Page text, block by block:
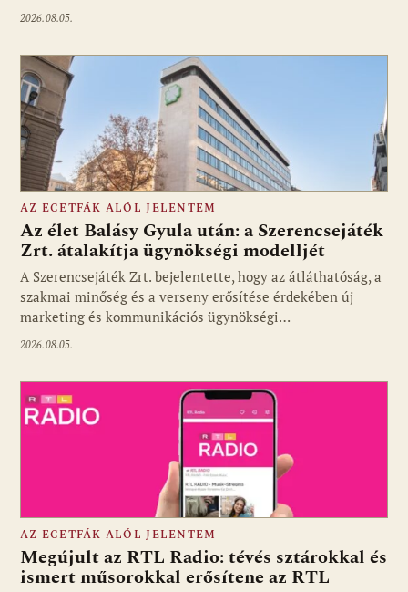
2026.08.05.
Fotó: media1.hu
AZ ECETFÁK ALÓL JELENTEM
Az élet Balásy Gyula után: a Szerencsejáték
Zrt. átalakítja ügynökségi modelljét
A Szerencsejáték Zrt. bejelentette, hogy az átláthatóság, a
szakmai minőség és a verseny erősítése érdekében új
marketing és kommunikációs ügynökségi…
2026.08.05.
AZ ECETFÁK ALÓL JELENTEM
Megújult az RTL Radio: tévés sztárokkal és
ismert műsorokkal erősítene az RTL